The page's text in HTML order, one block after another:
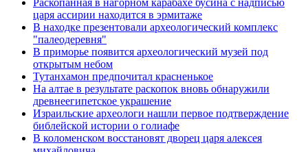
Раскопанная в нагорном карабахе бусина с надписью
царя ассирии находится в эрмитаже
В находке презентовали археологический комплекс
"палеодеревня"
В приморье появится археологический музей под
открытым небом
Тутанхамон предпочитал красненькое
На алтае в результате раскопок вновь обнаружили
древнеегипетское украшение
Израильские археологи нашли первое подтверждение
библейской истории о голиафе
В коломенском восстановят дворец царя алексея